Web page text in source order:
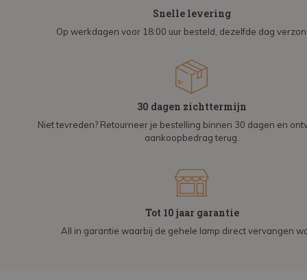
Snelle levering
Op werkdagen voor 18:00 uur besteld, dezelfde dag
30 dagen zichttermijn
Niet tevreden? Retourneer je bestelling binnen 30 dagen en
aankoopbedrag terug.
Tot 10 jaar garantie
All in garantie waarbij de gehele lamp direct vervangen